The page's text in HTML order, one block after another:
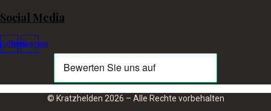
Social Media
Instagram
© Kratzhelden 2026 – Alle Rechte vorbehalten